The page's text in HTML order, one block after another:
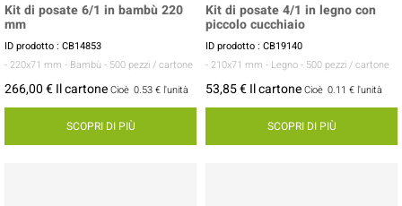
Kit di posate 6/1 in bambù 220
mm
ID prodotto : CB14853
- 220x71 mm - Bambù - 500 pezzi / cartone
266,00 € Il cartoneCioè 0.53 € l'unità
SCOPRI DI PIÙ
Kit di posate 4/1 in legno con
piccolo cucchiaio
ID prodotto : CB19140
- 210x71 mm - Legno- 500 pezzi / cartone
53,85 € Il cartoneCioè 0.11 € l'unità
SCOPRI DI PIÙ